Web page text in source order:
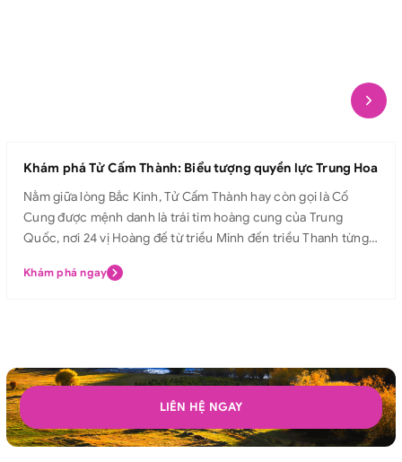
Khám phá Tử Cấm Thành: Biểu tượng quyền lực Trung Hoa
Nằm giữa lòng Bắc Kinh, Tử Cấm Thành hay còn gọi là Cố
Cung được mệnh danh là trái tim hoàng cung của Trung
Quốc, nơi 24 vị Hoàng đế từ triều Minh đến triều Thanh từng
rỡ và các điện cung tráng lệ, Tử Cấm Thành không chỉ là biểu
ngưỡng vẻ đẹp tráng lệ, lắng nghe câu chuyện hoàng triều
huy hoàng ngay hôm nay! Tử Cấm Thành Tử Cấm Thành hay
còn được gọi là Cố Cung ở Bắc Kinh. Đây từng là nơi ở của vua
chúa, hoàng tộc trong thời phong kiến của Trung Quốc. Tử
Khám phá ngay
LIÊN HỆ NGAY